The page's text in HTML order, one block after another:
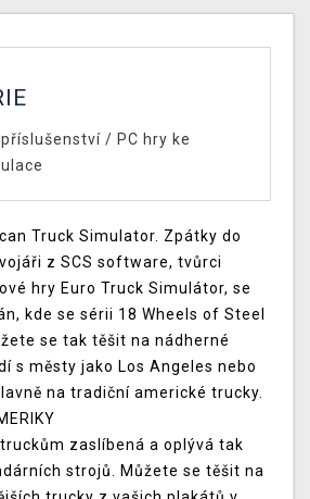
příslušenství/ PC hry ke
Truck Simulator. Zpátky do
z SCS software, tvůrci
hry Euro Truck Simulátor, se
kde se sérii 18 Wheels of Steel
se tak těšit na nádherné
s městy jako Los Angeles nebo
na tradiční americké trucky.
zaslíbená a oplývá tak
strojů. Můžete se těšit na